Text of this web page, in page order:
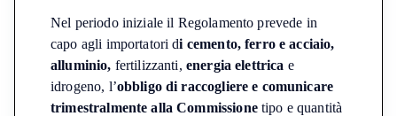
Nel periodo iniziale il Regolamento prevede in
capo agli importatori di cemento, ferro e acciaio,
alluminio, fertilizzanti, energia elettrica e
idrogeno, l’obbligo di raccogliere e comunicare
trimestralmente alla Commissionetipo e quantità